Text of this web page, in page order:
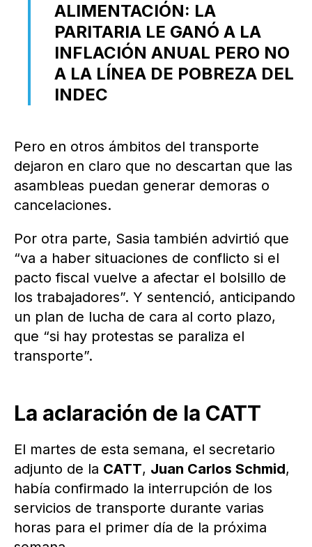
ALIMENTACIÓN: LA
PARITARIA LE GANÓ A LA
INFLACIÓN ANUAL PERO NO
A LA LÍNEA DE POBREZA DEL
INDEC
Pero en otros ámbitos del transporte
dejaron en claro que no descartan que las
asambleas puedan generar demoras o
cancelaciones.
Por otra parte, Sasia también advirtió que
“va a haber situaciones de conflicto si el
pacto fiscal vuelve a afectar el bolsillo de
los trabajadores”. Y sentenció, anticipando
un plan de lucha de cara al corto plazo,
que “si hay protestas se paraliza el
transporte”.
La aclaración de la CATT
El martes de esta semana, el secretario
adjunto de la CATT, Juan Carlos Schmid,
había confirmado la interrupción de los
servicios de transporte durante varias
horas para el primer día de la próxima